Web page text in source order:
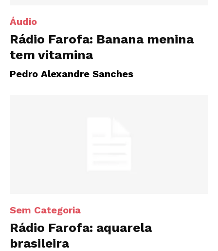
Áudio
Rádio Farofa: Banana menina
tem vitamina
Pedro Alexandre Sanches
Sem Categoria
Rádio Farofa: aquarela
brasileira